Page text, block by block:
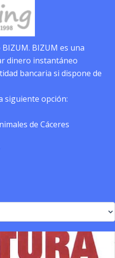
BIZUM es una
dinero instantáneo
bancaria si dispone de
siguiente opción:
de Cáceres